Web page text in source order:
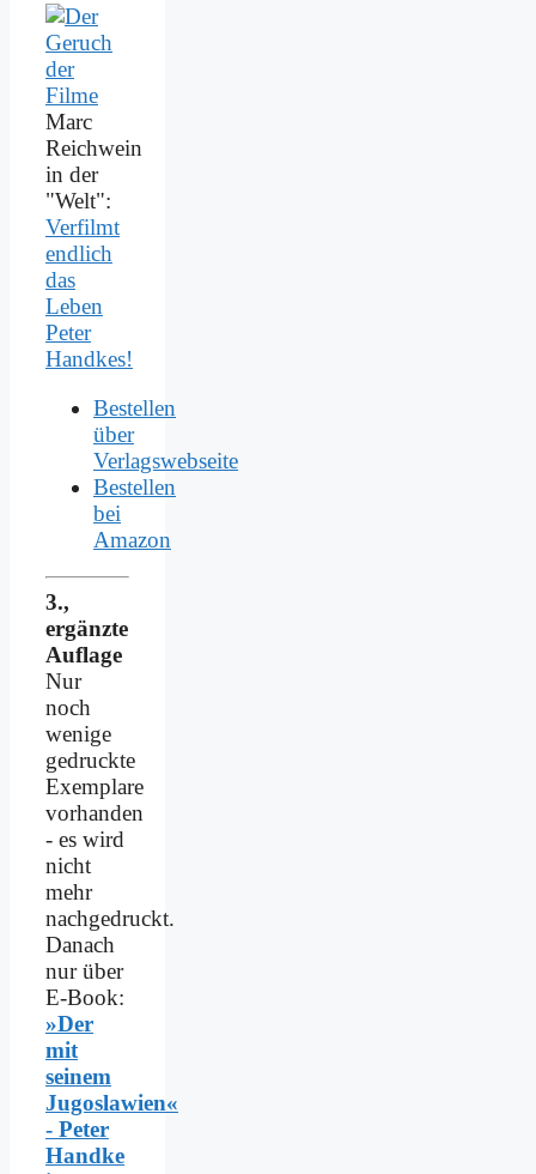
Marc
Reichwein
in der
"Welt":
Verfilmt
endlich
das
Leben
Peter
Handkes!
Bestellen
über
Verlagswebseite
Bestellen
bei
Amazon
3.,
ergänzte
Auflage
Nur
noch
wenige
gedruckte
Exemplare
vorhanden
- es wird
nicht
mehr
nachgedruckt.
Danach
nur über
E-Book:
»Der
mit
seinem
Jugoslawien«
- Peter
Handke